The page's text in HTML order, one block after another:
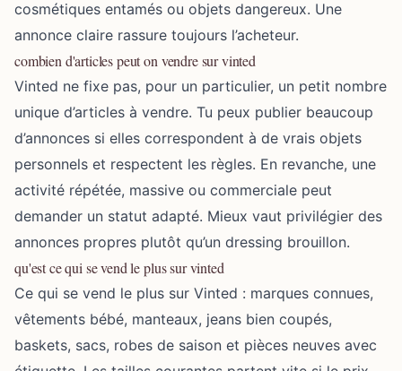
cosmétiques entamés ou objets dangereux. Une
annonce claire rassure toujours l’acheteur.
combien d'articles peut on vendre sur vinted
Vinted ne fixe pas, pour un particulier, un petit nombre
unique d’articles à vendre. Tu peux publier beaucoup
d’annonces si elles correspondent à de vrais objets
personnels et respectent les règles. En revanche, une
activité répétée, massive ou commerciale peut
demander un statut adapté. Mieux vaut privilégier des
annonces propres plutôt qu’un dressing brouillon.
qu'est ce qui se vend le plus sur vinted
Ce qui se vend le plus sur Vinted : marques connues,
vêtements bébé, manteaux, jeans bien coupés,
baskets, sacs, robes de saison et pièces neuves avec